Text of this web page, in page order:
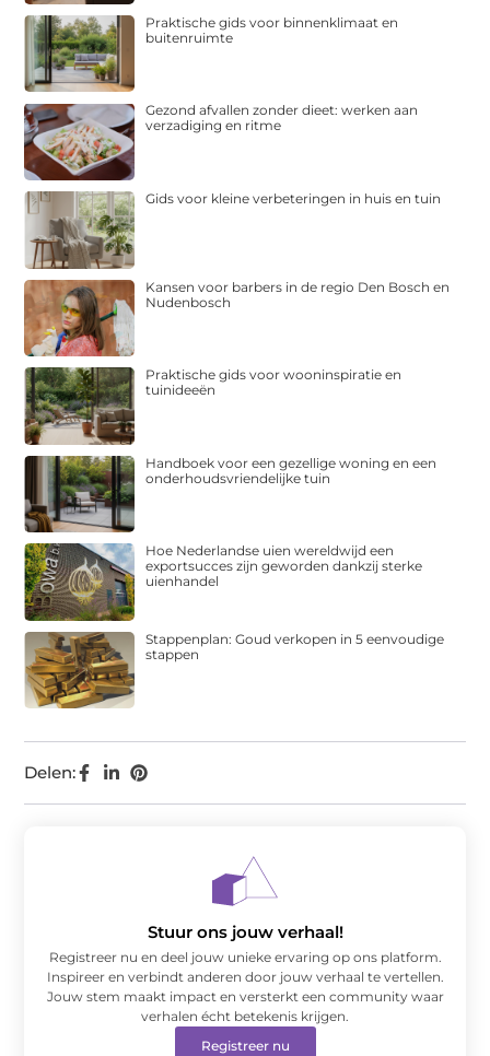
Delen:
Praktische gids voor binnenklimaat en
buitenruimte
Gezond afvallen zonder dieet: werken aan
verzadiging en ritme
Gids voor kleine verbeteringen in huis en tuin
Kansen voor barbers in de regio Den Bosch en
Nudenbosch
Praktische gids voor wooninspiratie en
tuinideeën
Handboek voor een gezellige woning en een
onderhoudsvriendelijke tuin
Hoe Nederlandse uien wereldwijd een
exportsucces zijn geworden dankzij sterke
uienhandel
Stappenplan: Goud verkopen in 5 eenvoudige
stappen
Stuur ons jouw verhaal!
Registreer nu en deel jouw unieke ervaring op ons platform.
Inspireer en verbindt anderen door jouw verhaal te vertellen.
Jouw stem maakt impact en versterkt een community waar
verhalen écht betekenis krijgen.
Registreer nu